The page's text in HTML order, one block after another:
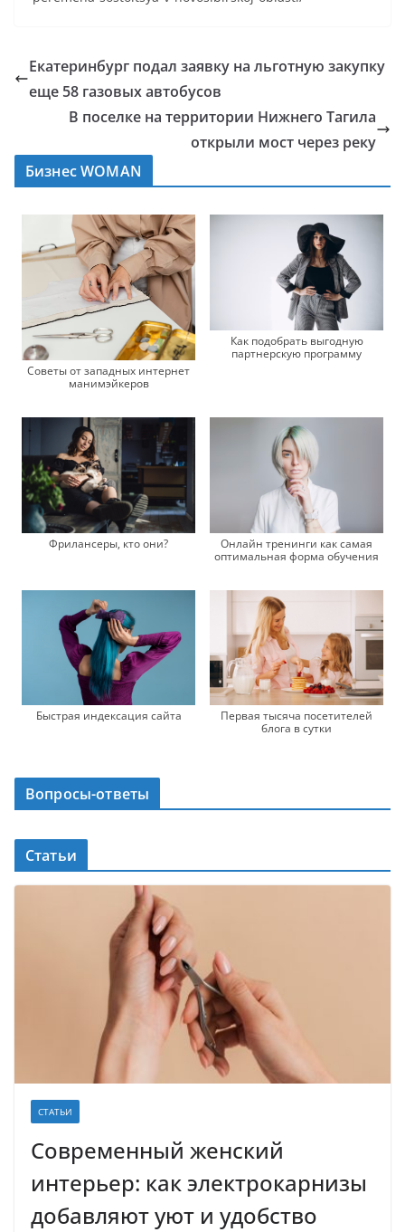
Екатеринбург подал заявку на льготную закупку
еще 58 газовых автобусов
В поселке на территории Нижнего Тагила
открыли мост через реку
Бизнес WOMAN
Советы от западных интернет
манимэйкеров
Как подобрать выгодную
партнерскую программу
Фрилансеры, кто они?
Онлайн тренинги как самая
оптимальная форма обучения
Быстрая индексация сайта
Первая тысяча посетителей
блога в сутки
Вопросы-ответы
Статьи
СТАТЬИ
Современный женский
интерьер: как электрокарнизы
добавляют уют и удобство